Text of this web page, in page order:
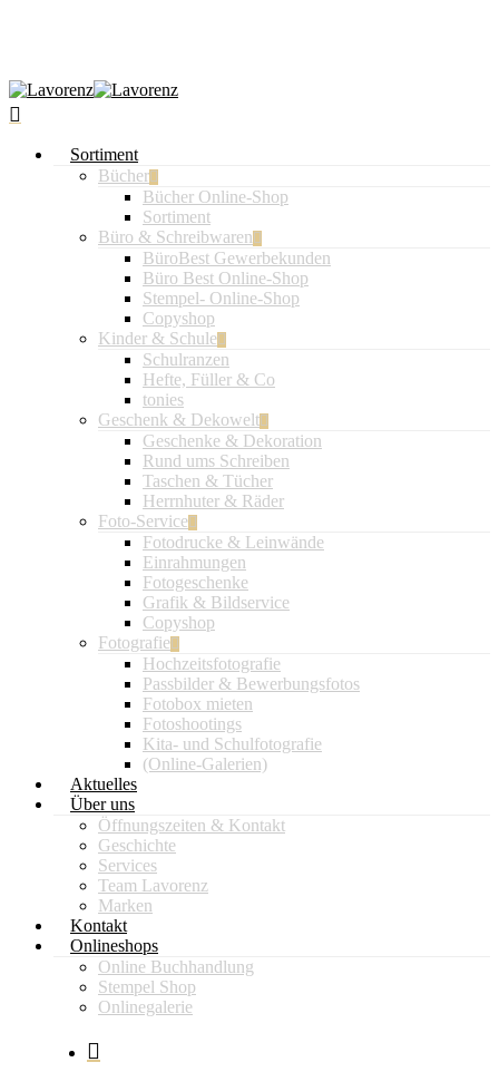
Sortiment
Bücher
Bücher Online-Shop
Sortiment
Büro & Schreibwaren
BüroBest Gewerbekunden
Büro Best Online-Shop
Stempel- Online-Shop
Copyshop
Kinder & Schule
Schulranzen
Hefte, Füller & Co
tonies
Geschenk & Dekowelt
Geschenke & Dekoration
Rund ums Schreiben
Taschen & Tücher
Herrnhuter & Räder
Foto-Service
Fotodrucke & Leinwände
Einrahmungen
Fotogeschenke
Grafik & Bildservice
Copyshop
Fotografie
Hochzeitsfotografie
Passbilder & Bewerbungsfotos
Fotobox mieten
Fotoshootings
Kita- und Schulfotografie
(Online-Galerien)
Aktuelles
Über uns
Öffnungszeiten & Kontakt
Geschichte
Services
Team Lavorenz
Marken
Kontakt
Onlineshops
Online Buchhandlung
Stempel Shop
Onlinegalerie